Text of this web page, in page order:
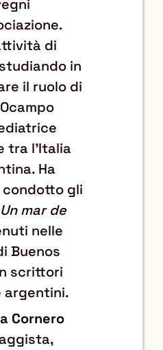
di
in
il ruolo di
tra l’Italia
Ha
gli
Un mar de
nelle
Buenos
scrittori
argentini.
Cornero